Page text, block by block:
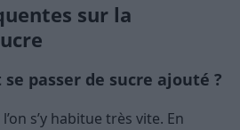
sur la
passer de sucre ajouté ?
s’y habitue très vite. En